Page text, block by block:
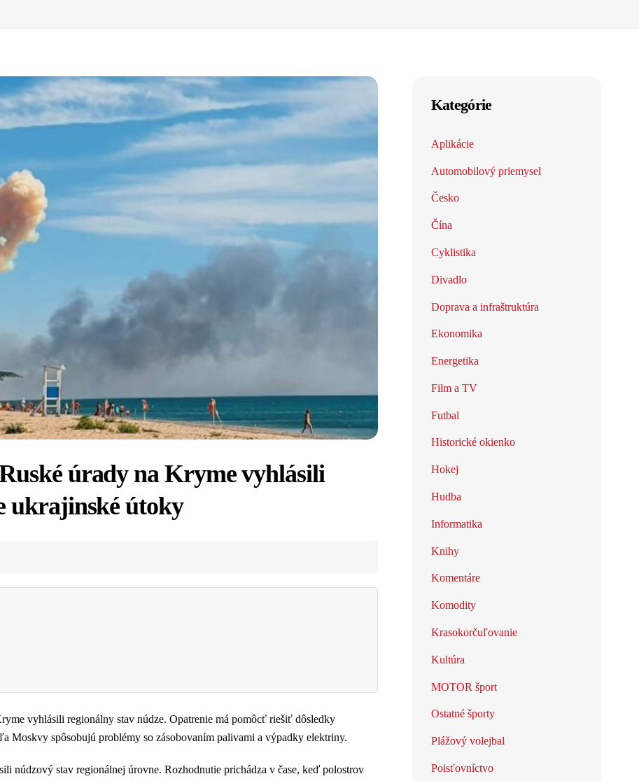
úrady na Kryme vyhlásili
ukrajinské útoky
vyhlásili regionálny stav núdze. Opatrenie má pomôcť riešiť dôsledky
Moskvy spôsobujú problémy so zásobovaním palivami a výpadky elektriny.
núdzový stav regionálnej úrovne. Rozhodnutie prichádza v čase, keď polostrov
Kategórie
Aplikácie
Automobilový priemysel
Česko
Čína
Cyklistika
Divadlo
Doprava a infraštruktúra
Ekonomika
Energetika
Film a TV
Futbal
Historické okienko
Hokej
Hudba
Informatika
Knihy
Komentáre
Komodity
Krasokorčuľovanie
Kultúra
MOTOR šport
Ostatné športy
Plážový volejbal
Poisťovníctvo